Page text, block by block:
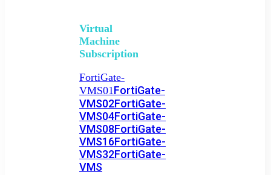
Virtual
Machine
Subscription
FortiGate-
VMS01FortiGate-
VMS02FortiGate-
VMS04FortiGate-
VMS08FortiGate-
VMS16FortiGate-
VMS32FortiGate-
VMS